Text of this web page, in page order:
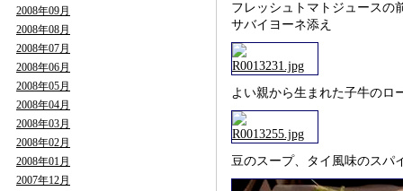
2008年09月
2008年08月
2008年07月
2008年06月
2008年05月
2008年04月
2008年03月
2008年02月
2008年01月
2007年12月
フレッシュトマトジュースの
サバイヨーネ添え
よい親から生まれた子牛のロ
豆のスープ、タイ風味のスパ